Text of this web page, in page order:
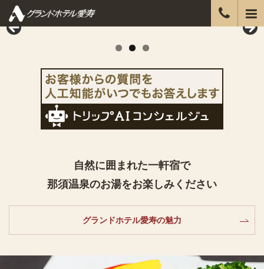
自然に囲まれた一軒宿で
那須温泉のお湯をお楽しみください
グランドホテル愛寿の魅力